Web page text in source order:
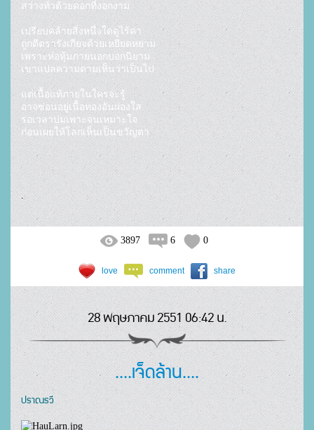
สว่างทั่วด้วยดอกที่งอกงาม
เปรียบคล้ายสิ่งหนึ่งใดดูไร้ค่า
ถูกตีตรารังเกียจด้วยเหยียดหยาม
เพราะห่อหุ้มภายนอกบอกนิยาม
เขาแปลความตามเห็นว่าเป็นไป
แต่เนื้อแท้ภายในใครจะรู้
อาจซ่อนอยู่เนื้อทองอันผ่องใส
รอเวลาบ่มเพาะจนเหมาะใจ
.
3897 6 0
love comment share
28 พฤษภาคม 2551 06:42 น.
....เจ็ดล้าน....
ปราณรวี